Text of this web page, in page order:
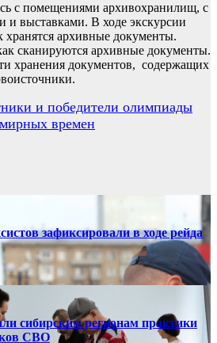
с помещениями архивохранилищ, с
и выставками. В ходе экскурсии
хранятся архивные документы.
сканируются архивные документы.
хранения документов, содержащих
и победители олимпиады
времен
зафиксировали в ходе рейда
сибирским регионам практики
СВО